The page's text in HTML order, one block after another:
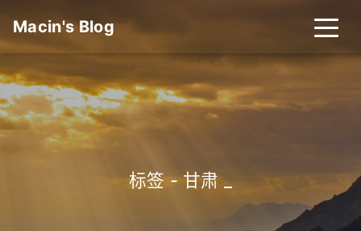
Macin's Blog
标签 - 甘肃_